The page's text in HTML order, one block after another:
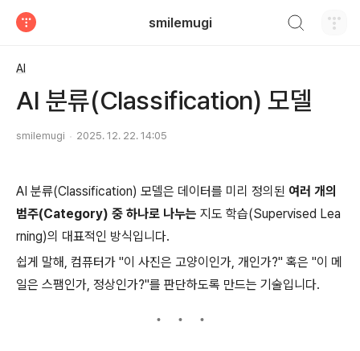
smilemugi
AI
AI 분류(Classification) 모델
smilemugi 2025. 12. 22. 14:05
AI 분류(Classification) 모델은 데이터를 미리 정의된 여러 개의
범주(Category) 중 하나로 나누는 지도 학습(Supervised Lea
rning)의 대표적인 방식입니다.
쉽게 말해, 컴퓨터가 "이 사진은 고양이인가, 개인가?" 혹은 "이 메
일은 스팸인가, 정상인가?"를 판단하도록 만드는 기술입니다.